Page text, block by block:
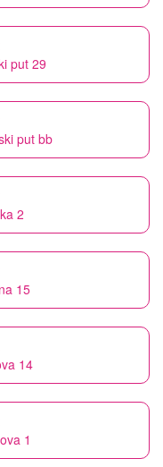
put 29
put bb
2
15
14
1